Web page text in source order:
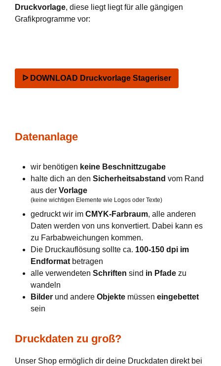
Druckvorlage, diese liegt liegt für alle gängigen
Grafikprogramme vor:
ᐅ DOWNLOAD Druckvorlage Stageriser
Datenanlage
wir benötigen keine Beschnittzugabe
halte dich an den Sicherheitsabstand vom Rand
aus der Vorlage
(keine wichtigen Elemente wie Logos oder Texte)
gedruckt wir im CMYK-Farbraum, alle anderen
Daten werden von uns konvertiert. Dabei kann es
zu Farbabweichungen kommen.
Die Druckauflösung sollte ca. 100-150 dpi im
Endformat betragen
alle verwendeten Schriften sind in Pfade zu
wandeln
Bilder und andere Objekte müssen eingebettet
sein
Druckdaten zu groß?
Unser Shop ermöglich dir deine Druckdaten direkt bei